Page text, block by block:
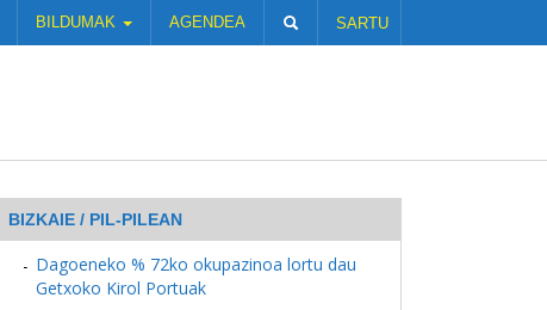
BILDUMAK AGENDEA SARTU
BIZKAIE / PIL-PILEAN
Dagoeneko % 72ko okupazinoa lortu dau
Getxoko Kirol Portuak